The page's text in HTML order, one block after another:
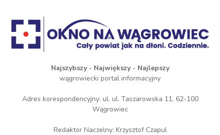
Najszybszy - Największy - Najlepszy
wągrowiecki portal informacyjny
Adres korespondencyjny: ul. ul. Taszarowska 11, 62-100
Wągrowiec
Redaktor Naczelny: Krzysztof Czapul